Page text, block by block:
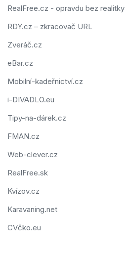
RealFree.cz - opravdu bez realitky
RDY.cz – zkracovač URL
Zveráč.cz
eBar.cz
Mobilní-kadeřnictví.cz
i-DIVADLO.eu
Tipy-na-dárek.cz
FMAN.cz
Web-clever.cz
RealFree.sk
Kvízov.cz
Karavaning.net
CVčko.eu